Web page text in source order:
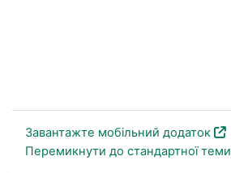
Завантажте мобільний додаток
Перемикнути до стандартної теми